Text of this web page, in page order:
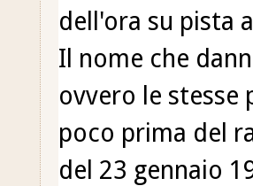
dell'ora su pista
Il nome che
ovvero le stesse
poco prima del
del 23 gennaio